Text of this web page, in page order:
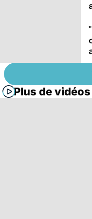
Plus de vidéos